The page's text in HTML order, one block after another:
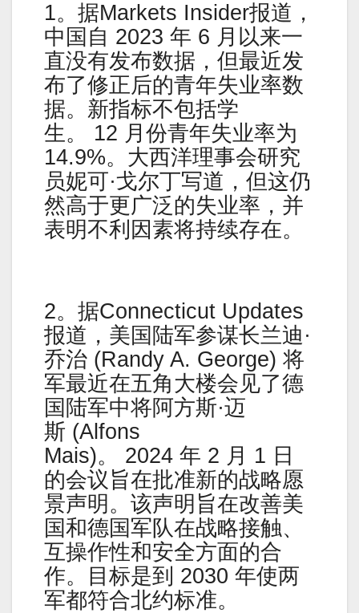
1。据Markets Insider报道，
中国自 2023 年 6 月以来一
直没有发布数据，但最近发
布了修正后的青年失业率数
据。新指标不包括学
生。 12 月份青年失业率为
14.9%。大西洋理事会研究
员妮可·戈尔丁写道，但这仍
然高于更广泛的失业率，并
表明不利因素将持续存在。
2。据Connecticut Updates
报道，美国陆军参谋长兰迪·
乔治 (Randy A. George) 将
军最近在五角大楼会见了德
国陆军中将阿方斯·迈
斯 (Alfons
Mais)。 2024 年 2 月 1 日
的会议旨在批准新的战略愿
景声明。该声明旨在改善美
国和德国军队在战略接触、
互操作性和安全方面的合
作。目标是到 2030 年使两
军都符合北约标准。